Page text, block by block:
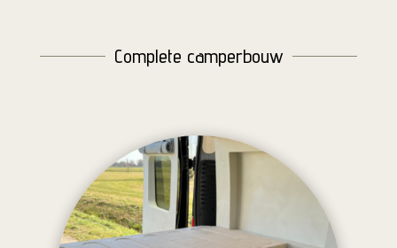
Complete camperbouw